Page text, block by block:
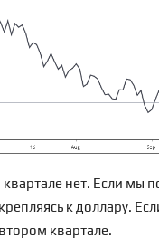
нет. Если мы
к доллару.
квартале.